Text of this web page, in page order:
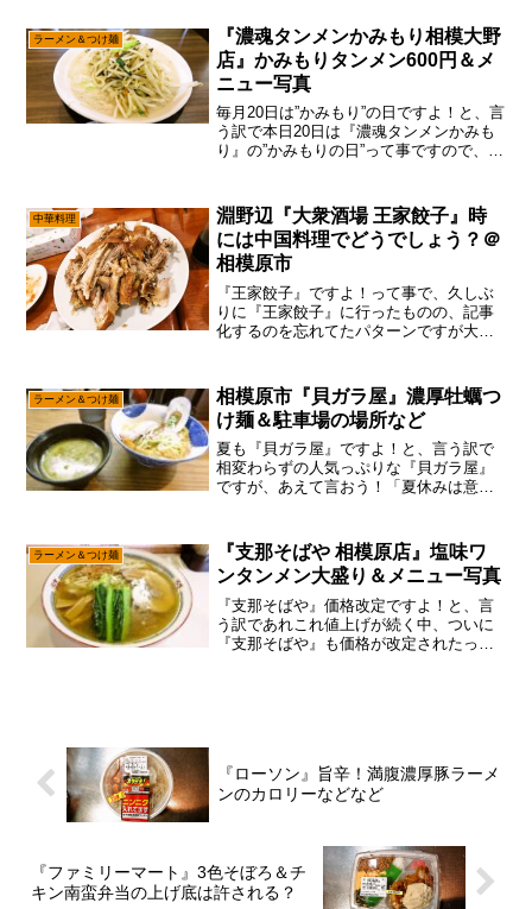
『とんかつ赤城』に、しれっと...
ラーメン＆つけ麺
『濃魂タンメンかみもり相模大野
店』かみもりタンメン600円＆メ
ニュー写真
毎月20日は”かみもり”の日ですよ！と、言
う訳で本日20日は『濃魂タンメンかみも
り』の”かみもりの日”って事ですので、あ
ですので、そこまででも無いけれども、
そ...
中華料理
淵野辺『大衆酒場 王家餃子』時
には中国料理でどうでしょう？＠
相模原市
『王家餃子』ですよ！って事で、久しぶ
りに『王家餃子』に行ったものの、記事
化するのを忘れてたパターンですが大丈
ったならば、この『王家餃子』と思って
おります。一応は書いてお...
ラーメン＆つけ麺
相模原市『貝ガラ屋』濃厚牡蠣つ
け麺＆駐車場の場所など
夏も『貝ガラ屋』ですよ！と、言う訳で
相変わらずの人気っぷりな『貝ガラ屋』
ですが、あえて言おう！「夏休みは意外
さで並びたくない人も多いので、結果と
して通常よりも並びも少な...
ラーメン＆つけ麺
『支那そばや 相模原店』塩味ワ
ンタンメン大盛り＆メニュー写真
『支那そばや』価格改定ですよ！と、言
う訳であれこれ値上げが続く中、ついに
『支那そばや』も価格が改定されたっぽ
『ローソン』旨辛！満腹濃厚豚ラーメ
ンのカロリーなどなど
『ファミリーマート』3色そぼろ＆チ
キン南蛮弁当の上げ底は許される？